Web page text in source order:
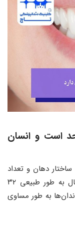
است و انسان
دهان و تعداد
دندان های انسان آشنا شوید. یک فرد بزرگسال به طور طبیعی ۳۲
به طور مساوی